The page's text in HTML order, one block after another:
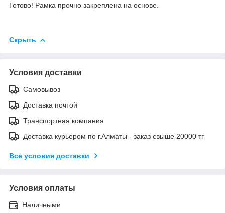
Готово! Рамка прочно закреплена на основе.
Скрыть
Условия доставки
Самовывоз
Доставка почтой
Транспортная компания
Доставка курьером по г.Алматы - заказ свыше 20000 тг
Все условия доставки
Условия оплаты
Наличными